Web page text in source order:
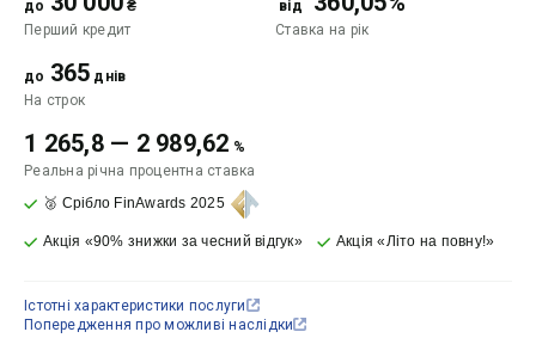
до
₴
Перший кредит
від
Ставка на рік
до 365 днів
На строк
1 265,8— 2 989,62 %
Реальна річна процентна ставка
🥈 Срібло FinAwards 2025
Акція «90% знижки за чесний відгук» Акція «Літо на повну!»
Істотні характеристики послуги
Попередження про можливі наслідки